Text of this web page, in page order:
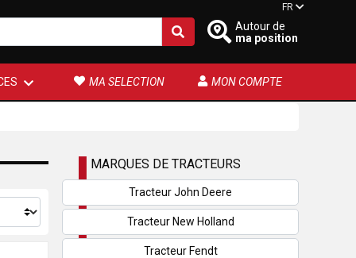
Autour de
ma position
FR
MA SELECTION MON COMPTE
MARQUES DE TRACTEURS
Tracteur John Deere
Tracteur New Holland
Tracteur Fendt